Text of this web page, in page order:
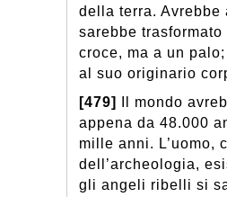
della terra.
sarebbe
croce, ma a un
al suo originario
[479]
Il mondo
appena da 48.000
mille anni. L’uomo,
dell’archeologia,
gli angeli ribelli si